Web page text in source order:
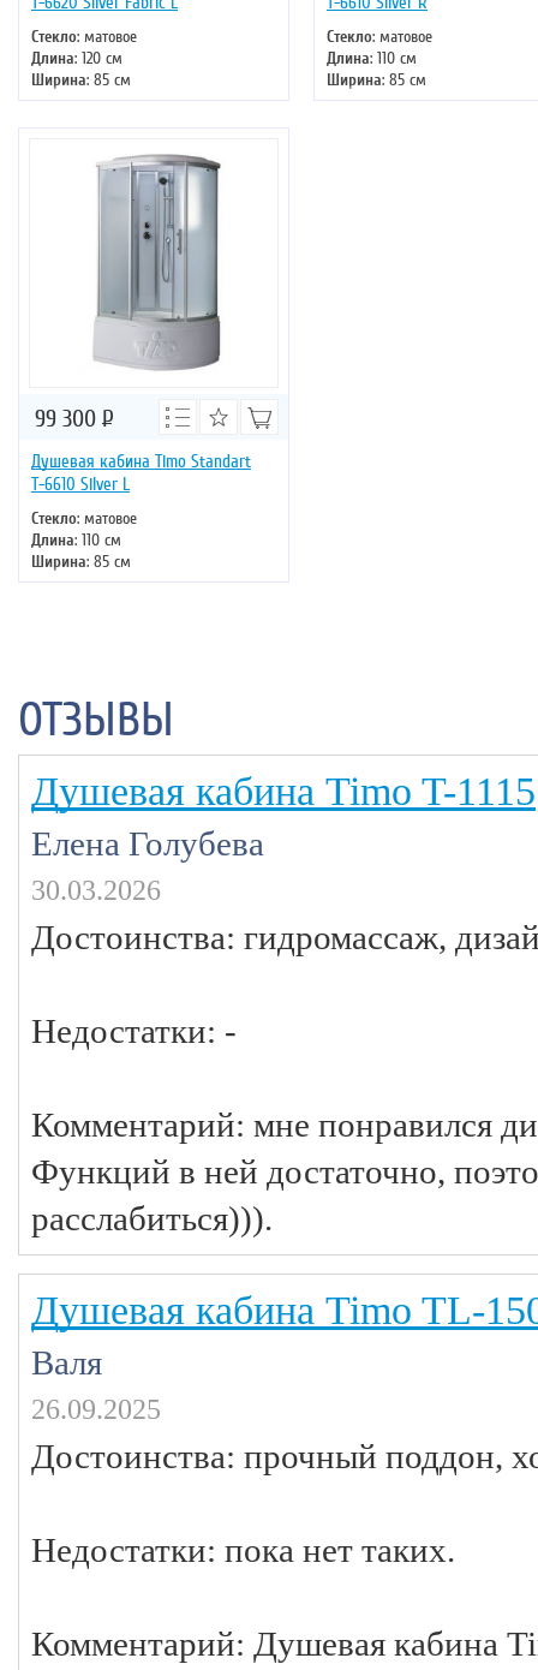
Стекло: матовое
Длина: 120 см
Ширина: 85 см
Высота: 220 см
Форма: асимметричная
Стекло: матовое
Длина: 110 см
Ширина: 85 см
Высота: 220 см
Душевая кабина Timo Standart
Т-6610 Silver L
Стекло: матовое
Длина: 110 см
Ширина: 85 см
Высота: 220 см
99 300 Р
ОТЗЫВЫ
Душевая кабина Timo T-1115
Елена Голубева
30.03.2026
Достоинства: гидромассаж,
Недостатки: -
Комментарий: мне понравился
Функций в ней достаточно,
расслабиться))).
Душевая кабина Timo TL-
Валя
26.09.2025
Достоинства: прочный поддон,
Недостатки: пока нет таких.
Комментарий: Душевая кабина